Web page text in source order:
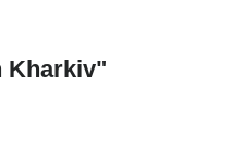
Kharkiv"